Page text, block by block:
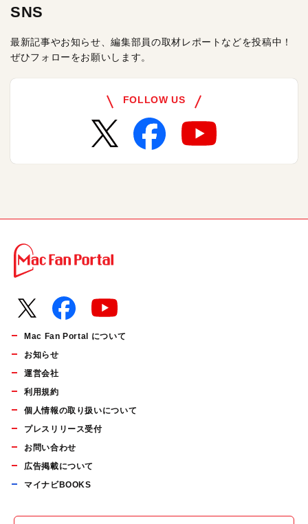
SNS
最新記事やお知らせ、編集部員の取材レポートなどを投稿中！
ぜひフォローをお願いします。
FOLLOW US
Mac Fan Portal について
お知らせ
運営会社
利用規約
個人情報の取り扱いについて
プレスリリース受付
お問い合わせ
広告掲載について
マイナビBOOKS